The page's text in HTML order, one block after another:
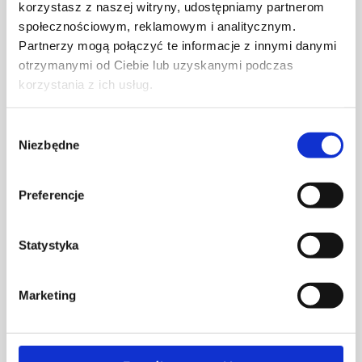
korzystasz z naszej witryny, udostępniamy partnerom
społecznościowym, reklamowym i analitycznym.
Partnerzy mogą połączyć te informacje z innymi danymi
otrzymanymi od Ciebie lub uzyskanymi podczas
korzystania z ich usług.
zgody
Niezbędne
Preferencje
Statystyka
Marketing
architektów,
, znana z tworzenia ponadczasowych
płaskorzeźb ściennych (reliefów), oraz harmonijnej,
minimalistycznej estetyki. Ich twórczość
kształtów i struktur do przestrzeni wnętrz. Znani są
, który zdobył
tytuł Must Have w 2023 roku. Eksperymentują z
formami tworząc w ten sposób odpowiedzi na